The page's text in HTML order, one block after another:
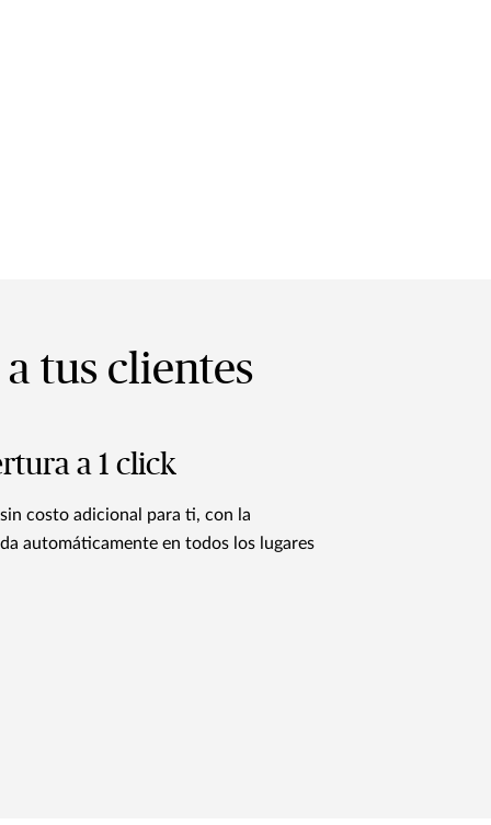
tus clientes
a 1 click
costo adicional para ti, con la
automáticamente en todos los lugares